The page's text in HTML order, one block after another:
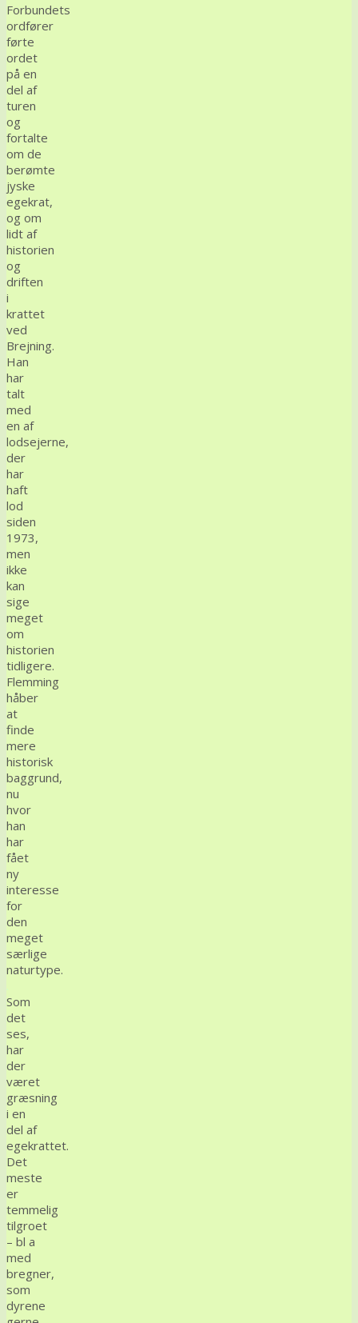
Forbundets
ordfører
førte
ordet
på en
del af
turen
og
fortalte
om de
berømte
jyske
egekrat,
og om
lidt af
historien
og
driften
i
krattet
ved
Brejning.
Han
har
talt
med
en af
lodsejerne,
der
har
haft
lod
siden
1973,
men
ikke
kan
sige
meget
om
historien
tidligere.
Flemming
håber
at
finde
mere
historisk
baggrund,
nu
hvor
han
har
fået
ny
interesse
for
den
meget
særlige
naturtype.
Som
det
ses,
har
der
været
græsning
i en
del af
egekrattet.
Det
meste
er
temmelig
tilgroet
– bl a
med
bregner,
som
dyrene